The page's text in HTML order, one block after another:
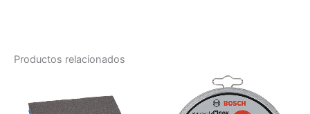
Productos relacionados